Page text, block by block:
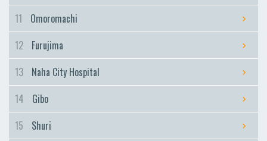
Ishimine
Kyozuka
11
Omoromachi
12
Furujima
13
Naha City Hospital
14
Gibo
15
Shuri